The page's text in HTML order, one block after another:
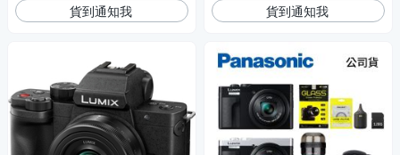
貨到通知我 貨到通知我